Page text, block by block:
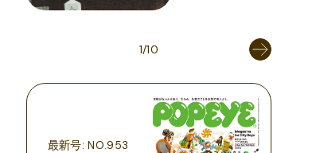
1/10
最新号: NO.953